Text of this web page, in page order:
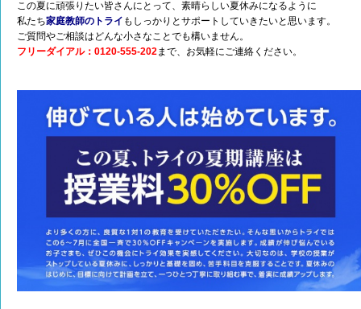
この夏に頑張りたい皆さんにとって、素晴らしい夏休みになるように
私たち家庭教師のトライ もしっかりとサポートしていきたいと思います。
ご質問やご相談はどんな小さなことでも構いません。
フリーダイアル：0120-555-202まで、お気軽にご連絡ください。